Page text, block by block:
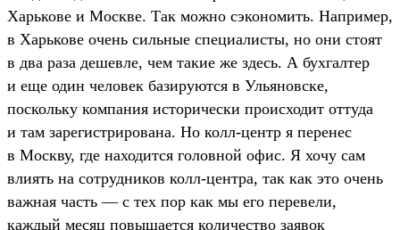
Харькове и Москве. Так можно сэкономить. Например,
в Харькове очень сильные специалисты, но они стоят
в два раза дешевле, чем такие же здесь. А бухгалтер
и еще один человек базируются в Ульяновске,
поскольку компания исторически происходит оттуда
и там зарегистрирована. Но колл-центр я перенес
в Москву, где находится головной офис. Я хочу сам
влиять на сотрудников колл-центра, так как это очень
важная часть — с тех пор как мы его перевели,
каждый месяц повышается количество заявок